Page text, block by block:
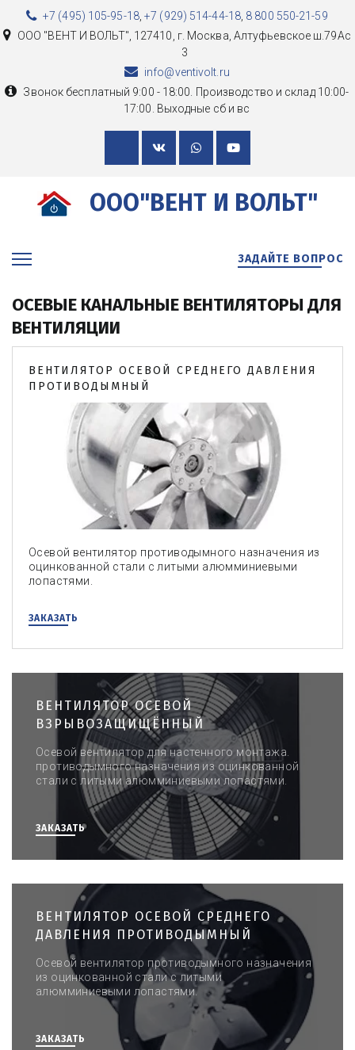
+7 (495) 105-95-18,+7 (929) 514-44-18, 8 800 550-21-59
ООО "ВЕНТ И ВОЛЬТ" 127410, г. Москва Алтуфьевское ш.79Ас
3
info@ventivolt.ru
Звонок бесплатный 9:00 - 18:00. Производство и склад 10:00-
17:00. Выходные сб и вс
ООО"ВЕНТ И ВОЛЬТ"
ЗАДАЙТЕ ВОПРОС
ОСЕВЫЕ КАНАЛЬНЫЕ ВЕНТИЛЯТОРЫ ДЛЯ
ВЕНТИЛЯЦИИ
ВЕНТИЛЯТОР ОСЕВОЙ СРЕДНЕГО ДАВЛЕНИЯ
ПРОТИВОДЫМНЫЙ
Осевой вентилятор противодымного назначения из
оцинкованной стали с литыми алюмминиевыми
лопастями.
ЗАКАЗАТЬ
ВЕНТИЛЯТОР ОСЕВОЙ
ВЗРЫВОЗАЩИЩЁННЫЙ
Осевой вентилятор для настенного монтажа.
противодымного назначения из оцинкованной
стали с литыми алюмминиевыми лопастями.
ЗАКАЗАТЬ
ВЕНТИЛЯТОР ОСЕВОЙ СРЕДНЕГО
ДАВЛЕНИЯ ПРОТИВОДЫМНЫЙ
Осевой вентилятор противодымного назначения
из оцинкованной стали с литыми
алюмминиевыми лопастями.
ЗАКАЗАТЬ